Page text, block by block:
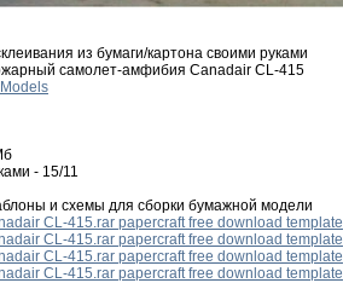
из бумаги/картона своими руками
самолет-амфибия Canadair CL-415
- 15/11
и схемы для сборки бумажной модели
CL-415.rar papercraft free download template
CL-415.rar papercraft free download template
CL-415.rar papercraft free download template
CL-415.rar papercraft free download template